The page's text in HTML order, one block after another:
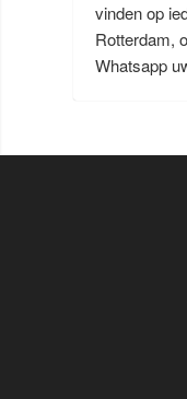
vinden op
Rotterdam,
Whatsapp